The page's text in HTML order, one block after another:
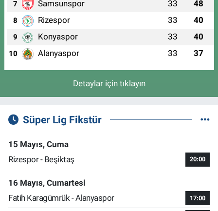
7 Samsunspor 33 48
8 Rizespor 33 40
9 Konyaspor 33 40
10 Alanyaspor 33 37
Detaylar için tıklayın
Süper Lig Fikstür
15 Mayıs, Cuma
Rizespor - Beşiktaş
20:00
16 Mayıs, Cumartesi
Fatih Karagümrük - Alanyaspor
17:00